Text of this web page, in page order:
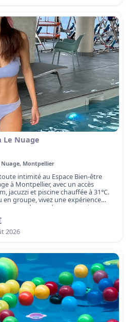
Le Nuage
Nuage, Montpellier
intimité au Espace Bien-être
à Montpellier, avec un accès
jacuzzi et piscine chauffée à 31°C.
en groupe, vivez une expérience
un cadre moderne et apaisant.
2026